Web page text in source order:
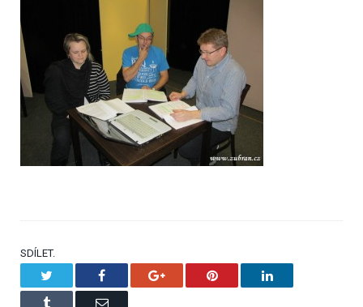
SDÍLET.
Facebook Google+ Pinterest LinkedIn
Tumblr Email